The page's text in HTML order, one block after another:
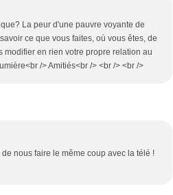
La peur d'une pauvre voyante de
ce que vous faites, où vous êtes, de
modifier en rien votre propre relation au
/> Amitiés<br /> <br /> <br />
nous faire le même coup avec la télé !